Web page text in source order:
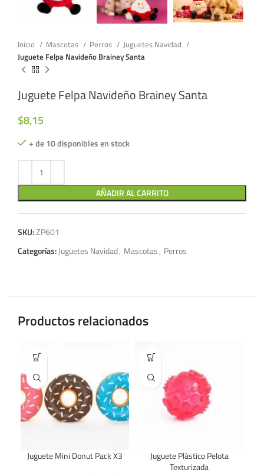
Inicio Mascotas Perros
Juguetes Navidad
Juguete Felpa Navideño Brainey Santa
Juguete Felpa Navideño Brainey Santa
$8,15
+ de 10 disponibles en stock
AÑADIR AL CARRITO
SKU:ZP601
Categorías:Juguetes Navidad, Mascotas, Perros
Productos relacionados
Juguete Mini Donut Pack X3
Juguete Plástico Pelota
Texturizada